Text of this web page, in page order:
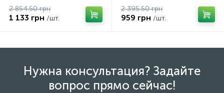
2 854.50 грн
1 133 грн /шт.
2 395.50 грн
959 грн /шт.
Нужна консультация? Задайте
вопрос прямо сейчас!